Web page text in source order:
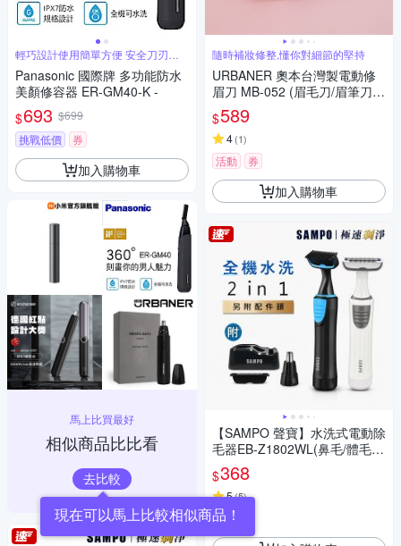
輕巧設計使用簡單方便 安全刀刃肌
膚無負擔
Panasonic 國際牌 多功能防水
美顏修容器 ER-GM40-K -
$693 $699
挑戰低價
券
加入購物車
馬上比買最好
相似商品比比看
去比較
隨時補妝修整,懂你對細節的堅持
URBANER 奧本台灣製電動修
眉刀 MB-052 (眉毛刀/眉筆刀/
修眉/除毛刀/去毛刀/眉毛/眼線)
$589
4(1)
活動 券
加入購物車
【SAMPO 聲寶】水洗式電動除
毛器EB-Z1802WL(鼻毛/體毛/
腋毛/私密毛)
$368
5(5)
券